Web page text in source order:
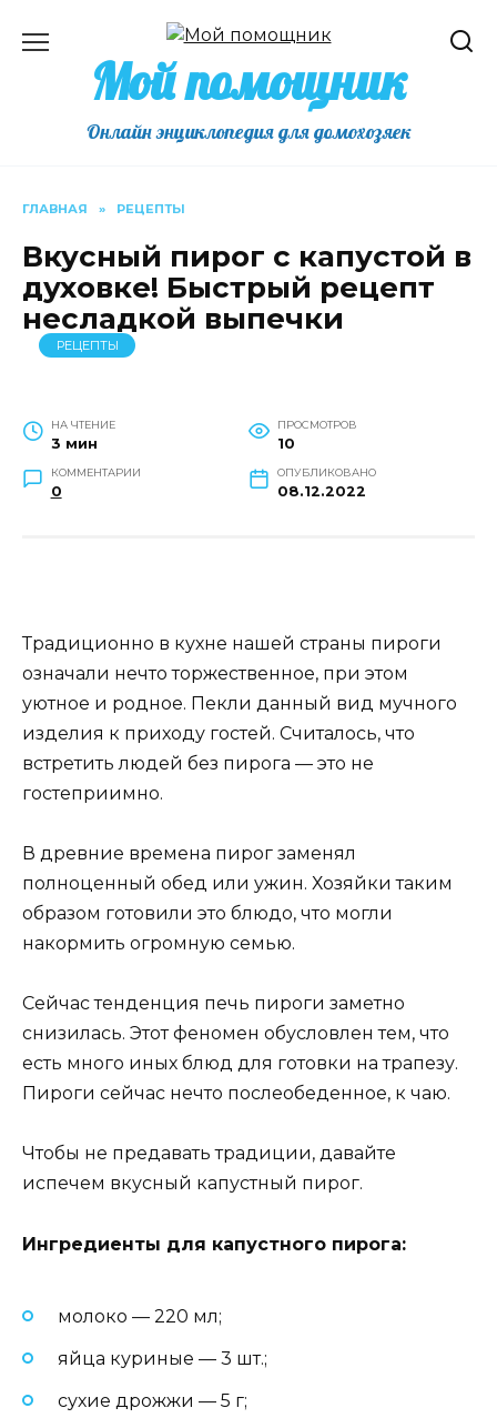
содержаниюМой помощник
Онлайн энциклопедия для домохозяек
ГЛАВНАЯ » РЕЦЕПТЫ
Вкусный пирог с капустой в
духовке! Быстрый рецепт
несладкой выпечки
РЕЦЕПТЫ
НА ЧТЕНИЕ
3 мин
ПРОСМОТРОВ
10
КОММЕНТАРИИ
0
ОПУБЛИКОВАНО
08.12.2022
Традиционно в кухне нашей страны пироги
означали нечто торжественное, при этом
уютное и родное. Пекли данный вид мучного
изделия к приходу гостей. Считалось, что
встретить людей без пирога — это не
гостеприимно.
В древние времена пирог заменял
полноценный обед или ужин. Хозяйки таким
образом готовили это блюдо, что могли
накормить огромную семью.
Сейчас тенденция печь пироги заметно
снизилась. Этот феномен обусловлен тем, что
есть много иных блюд для готовки на трапезу.
Пироги сейчас нечто послеобеденное, к чаю.
Чтобы не предавать традиции, давайте
испечем вкусный капустный пирог.
Ингредиенты для капустного пирога:
молоко — 220 мл;
яйца куриные — 3 шт.;
сухие дрожжи — 5 г;